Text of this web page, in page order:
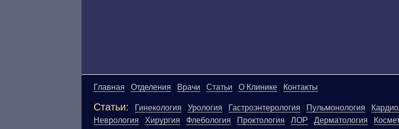
Главная Отделения Врачи Статьи О Клинике Контакты
Статьи: Гинекология Урология Гастроэнтерология Пульмонология
Неврология
Хирургия Флебология Проктология ЛОР Дерматология